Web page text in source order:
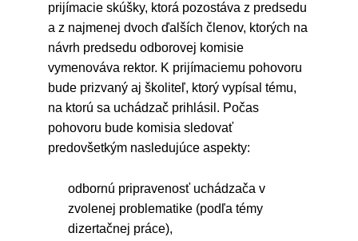
prijímacie skúšky, ktorá pozostáva z predsedu
a z najmenej dvoch ďalších členov, ktorých na
návrh predsedu odborovej komisie
vymenováva rektor. K prijímaciemu pohovoru
bude prizvaný aj školiteľ, ktorý vypísal tému,
na ktorú sa uchádzač prihlásil. Počas
pohovoru bude komisia sledovať
predovšetkým nasledujúce aspekty:
odbornú pripravenosť uchádzača v
zvolenej problematike (podľa témy
dizertačnej práce),